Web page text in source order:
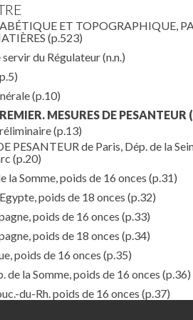
ET TOPOGRAPHIQUE,
(p.523)
servir du Régulateur(n.n.)
(p.10)
MESURES DE PESANTEUR
(p.13)
PESANTEUR de Paris, Dép. de la
(p.20)
la Somme, poids de 16 onces (p.31)
poids de 18 onces (p.32)
poids de 16 onces (p.33)
poids de 18 onces (p.34)
poids de 16 onces (p.35)
de la Somme, poids de 16 onces (p.36)
du-Rh. poids de 16 onces (p.37)